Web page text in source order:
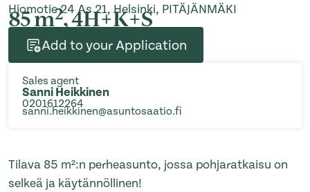
Hiomotie 24 As 21, Helsinki, PITÄJÄNMÄKI
85 m2, 4H+K+S
Add to your Application
Sales agent
Sanni Heikkinen
0201612264
sanni.heikkinen@asuntosaatio.fi
Tilava 85 m²:n perheasunto, jossa pohjaratkaisu on
selkeä ja käytännöllinen!